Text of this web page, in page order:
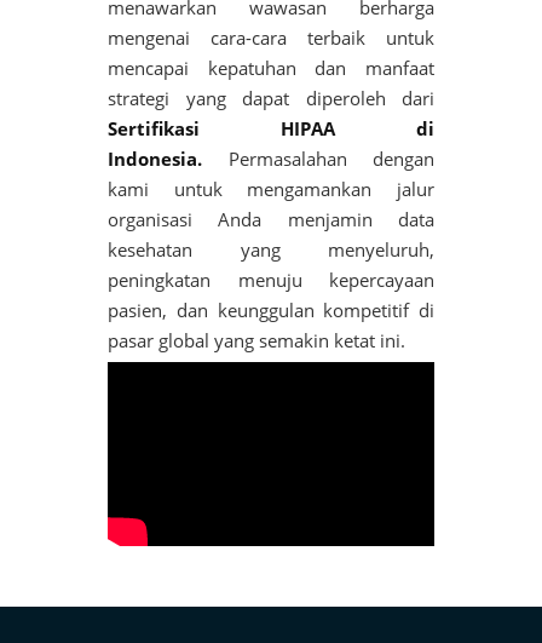
menawarkan wawasan berharga
mengenai cara-cara terbaik untuk
mencapai kepatuhan dan manfaat
strategi yang dapat diperoleh dari
Sertifikasi HIPAA di
Indonesia. Permasalahan dengan
kami untuk mengamankan jalur
organisasi Anda menjamin data
kesehatan yang menyeluruh,
peningkatan menuju kepercayaan
pasien, dan keunggulan kompetitif di
pasar global yang semakin ketat ini.